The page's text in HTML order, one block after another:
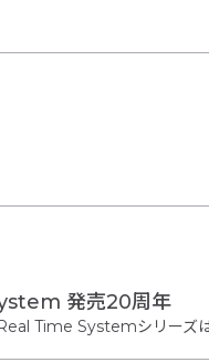
発売20周年
Time Systemシリーズ